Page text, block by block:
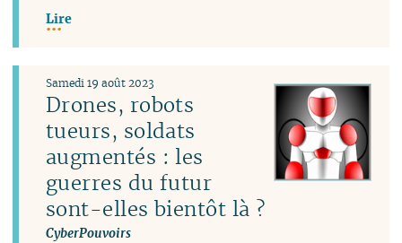
Lire
Drones, robots
tueurs, soldats
augmentés : les
guerres du futur
sont-elles bientôt là ?
CyberPouvoirs
Samedi 19 août 2023